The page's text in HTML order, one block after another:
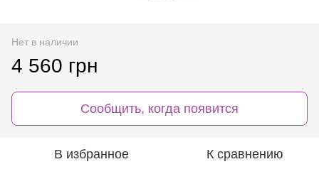
Нет в наличии
4 560 грн
Сообщить, когда появится
В избранное К сравнению